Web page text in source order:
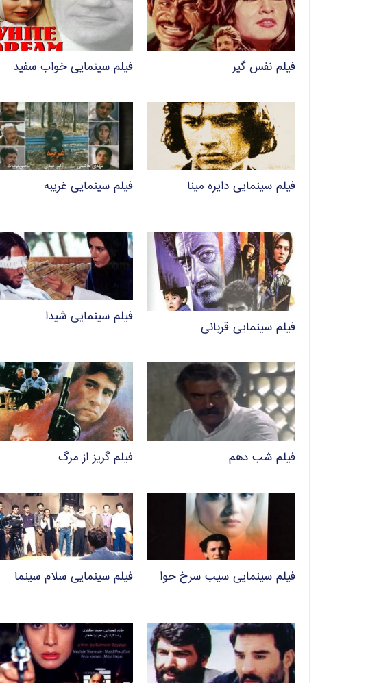
فیلم نفس گیر فیلم سینمایی خواب سفید
فیلم سینمایی دایره مینا فیلم سینمایی غریبه
فیلم سینمایی قربانی
فیلم سینمایی شیدا
فیلم شب دهم فیلم گریز از مرگ
فیلم سینمایی سیب سرخ حوا فیلم سینمایی سلام سینما